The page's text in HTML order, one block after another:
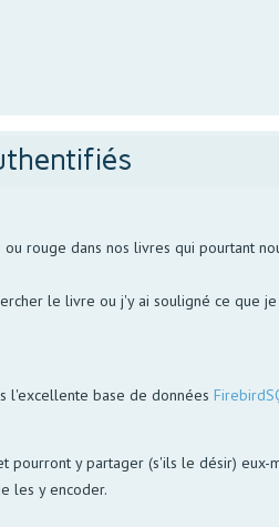
rouge dans nos livres qui pourtant
le livre ou j'y ai souligné ce que
l'excellente base de données
y partager (s'ils le désir) eux-
les y encoder.